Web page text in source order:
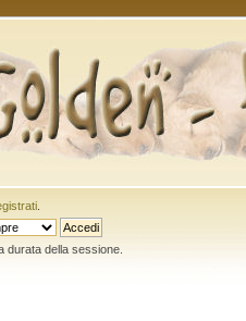
.
durata della sessione.